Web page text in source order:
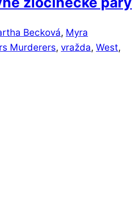
Becková, Myra
Murderers, vražda, West,